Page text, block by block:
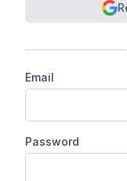
Email
Password